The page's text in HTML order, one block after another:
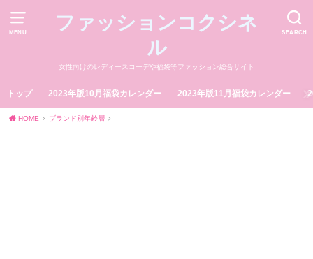
MENU SEARCH
ファッションコクシネ
ル
女性向けのレディースコーデや福袋等ファッション総合サイト
トップ 2023年版10月福袋カレンダー 2023年版11月福袋カレンダー
HOME ブランド別年齢層